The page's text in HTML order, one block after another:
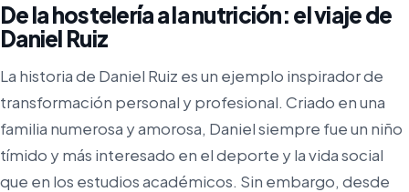
De la hostelería a la nutrición: el viaje de
Daniel Ruiz
La historia de Daniel Ruiz es un ejemplo inspirador de
transformación personal y profesional. Criado en una
familia numerosa y amorosa, Daniel siempre fue un niño
tímido y más interesado en el deporte y la vida social
que en los estudios académicos. Sin embargo, desde